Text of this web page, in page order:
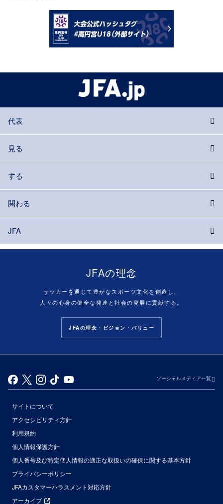
代表
見る
する
関わる
JFA
JFAの理念
サッカーを通じて豊かなスポーツ文化を創造し、
人々の心身の健全な発達と社会の発展に貢献する。
JFAの理念・ビジョン・バリュー
ソーシャルメディア一覧
サイトについて
アクセシビリティ方針
利用規約
個人情報保護方針
個人番号及び特定個人情報の適正な取扱いの確保に関する基本方針
プライバシーポリシー
JFAカスタマーハラスメント対応方針
アーカイブ